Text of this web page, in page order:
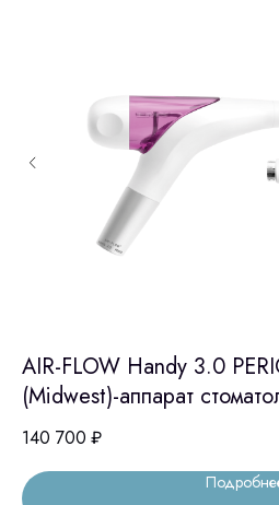
AIR-FLOW Handy 3.0
(Midwest)-аппарат
пескоструйный
140 700 ₽